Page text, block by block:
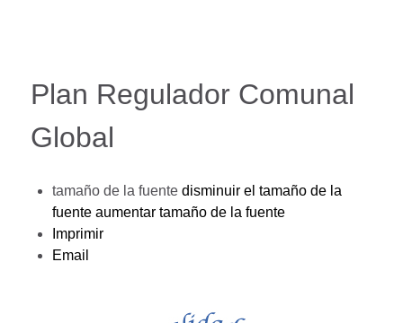
Plan Regulador Comunal
Global
tamaño de la fuente disminuir el tamaño de la
fuente aumentar tamaño de la fuente
Imprimir
Email